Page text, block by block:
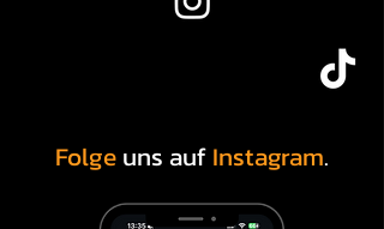
Folgeuns aufInstagram.